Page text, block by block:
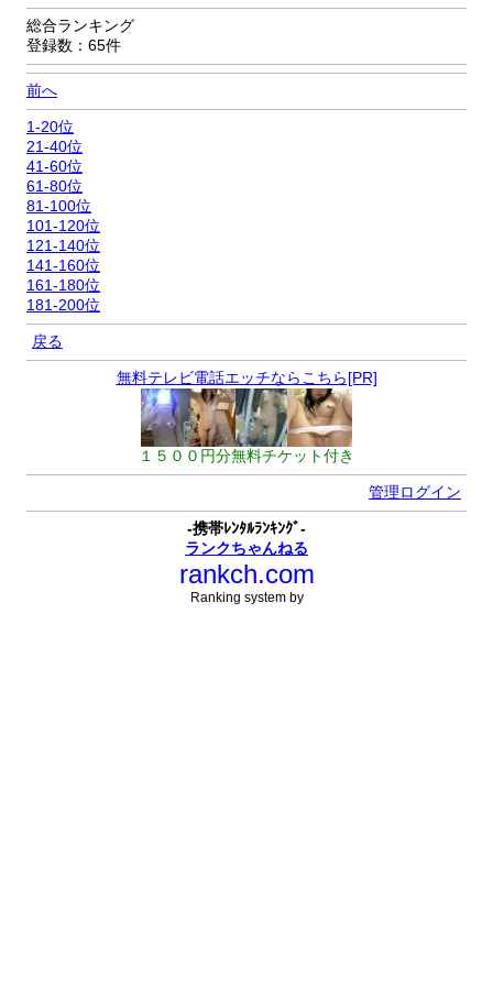
総合ランキング
登録数：65件
前へ
1-20位
21-40位
41-60位
61-80位
81-100位
101-120位
121-140位
141-160位
161-180位
181-200位
戻る
無料テレビ電話エッチならこちら[PR]
１５００円分無料チケット付き
管理ログイン
-携帯ﾚﾝﾀﾙﾗﾝｷﾝｸﾞ-
ランクちゃんねる
rankch.com
Ranking system by